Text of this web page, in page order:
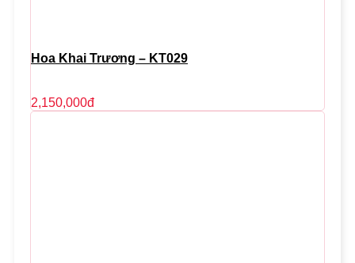
Hoa Khai Trương – KT029
2,150,000đ